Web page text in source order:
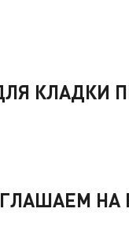
КЛАДКИ